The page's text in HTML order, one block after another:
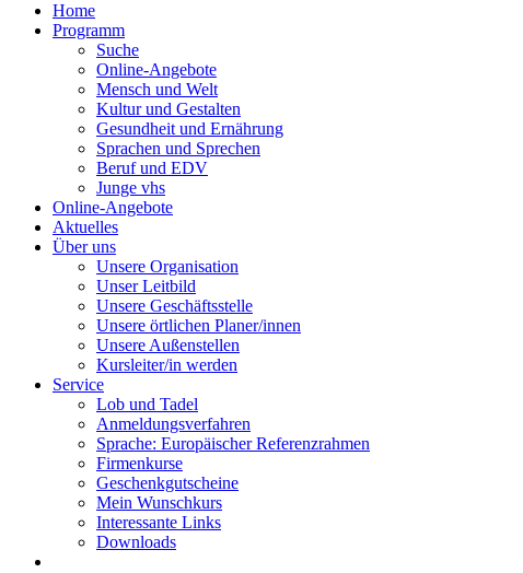
Home
Programm
Suche
Online-Angebote
Mensch und Welt
Kultur und Gestalten
Gesundheit und Ernährung
Sprachen und Sprechen
Beruf und EDV
Junge vhs
Online-Angebote
Aktuelles
Über uns
Unsere Organisation
Unser Leitbild
Unsere Geschäftsstelle
Unsere örtlichen Planer/innen
Unsere Außenstellen
Kursleiter/in werden
Service
Lob und Tadel
Anmeldungsverfahren
Sprache: Europäischer Referenzrahmen
Firmenkurse
Geschenkgutscheine
Mein Wunschkurs
Interessante Links
Downloads